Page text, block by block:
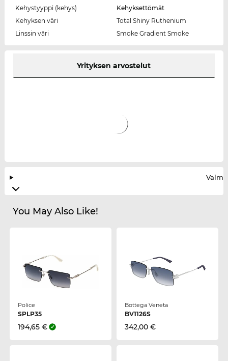
Kehystyyppi (kehys)
Kehyksettömät
Kehyksen väri
Total Shiny Ruthenium
Linssin väri
Smoke Gradient Smoke
Yrityksen arvostelut
You May Also Like!
Police
SPLP35
194,65 €
Bottega Veneta
BV1126S
342,00 €